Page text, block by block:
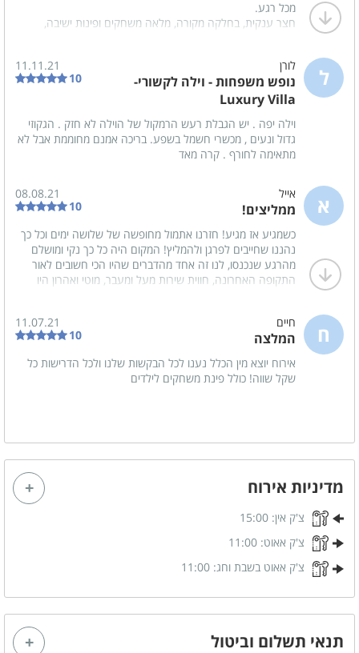
קומקום חשמלי
משחקי שולחן
הוקי אוויר
שולחן פינג פונג
שולחן כדורגל
לציבור הדתי
פלטה
מיחם
בית כנסת
כלול באירוח
קפה
במיוחד לילדים
בית משחקים לילדים
נדנדות
מתנפחים לילדים
מכל רגע.
חצר ענקית, בחלקה מקורה, מלאה משחקים ופינות ישיבה,
שירות חם ואישי, ממליצים בחום ונחזור שוב בשמחה!
ל לורן
נופש משפחות - וילה לקשורי-
Luxury Villa
11.11.21
10
וילה יפה . יש הגבלת רעש הרמקול של הוילה לא חזק . הגקוזי
גדול ונעים , מכשרי חשמל בשפע. בריכה אמנם מחוממת אבל לא
מתאימה לחורף . קרה מאד
א אייל
ממליצים!
08.08.21
10
כשמגיע אז מגיע! חזרנו אתמול מחופשה של שלושה ימים וכל כך
נהננו שחייבים לפרגן ולהמליץ! המקום היה כל כך נקי ומושלם
מהרגע שנכנסו, לנו זה אחד מהדברים שהיו הכי חשובים לאור
התקופה האחרונה, חווית שירות מעל ומעבר, מוטי ואהרון היו
ככה שזה מתאים גם לשומרי מסורת.
ח חיים
המלצה
11.07.21
10
אירוח יוצא מין הכלל נענו לכל הבקשות שלנו ולכל הדרישות כל
שקל שווה! כולל פינת משחקים לילדים
מדיניות אירוח
צ'ק אין: 15:00
צ'ק אאוט: 11:00
צ'ק אאוט בשבת וחג: 11:00
תנאי תשלום וביטול